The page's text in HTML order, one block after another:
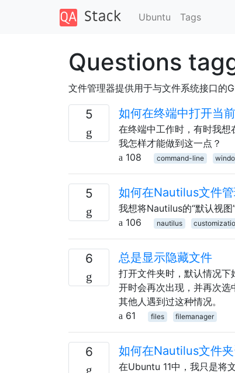
Ubuntu Tags
Questions
文件管理器提供用于与文件系统接口的
5 如何在终端中打开当
在终端中工作时，有时我想
我怎样才能做到这一点？
108
command-line
5 如何在Nautilus文件管
我想将Nautilus的“默认视
106
nautilus
6 总是显示隐藏文件
打开文件夹时，默认情况下
开时会再次出现，并再次选
其他人遇到过这种情况。
61
files filemanager
6 如何在Nautilus文件
在Ubuntu 11中，我只是将